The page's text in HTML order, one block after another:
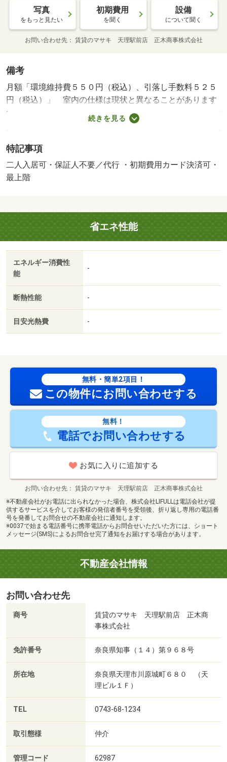
写真
をもっと見たい
初期費用
を聞く
設備
について聞く
お問い合わせ先 賃貸のマサキ 天理駅前店 正木商事株式会社
備考
月額「環境維持費５５０円（税込）、引落し手数料５２５
円（税込）」 室内の仕様は現状と異なることがあります
ので、詳しくはスタッフまでご確認下さい。 【設備・
特記事項備考】学生歓迎・専用バス・専用トイレ/賃貸戸
続きを見る
特記事項
二人入居可・保証人不要／代行 ・初期費用カード決済可・
最上階
省エネ性能
エネルギー消費性
能
-
断熱性能 -
目安光熱費 -
無料・簡単2項目！
この物件にお問い合わせする
無料！
電話でお問い合わせする
お気に入りに追加する
お問い合わせ先
賃貸のマサキ 天理駅前店 正木商事株式会社
※不動産会社がお電話に出られなかった場合、株式会社LIFULLは電話会社が提
供するサービスを介してお客様の発信者番号を受領後、折り返し専用の電話番
号を発番してお問合せの不動産会社に通知します。
※0037で始まる電話番号に携帯電話からお問合せいただいた方には、ショート
メッセージ(SMS)によるお問合せ完了通知をお届けする場合があります。
不動産会社情報
お問い合わせ先
商号
賃貸のマサキ 天理駅前店 正木商
事株式会社
免許番号 奈良県知事（１４）第９６８号
所在地
奈良県天理市川原城町６８０ （天
理ビル１Ｆ）
TEL 0743-68-1234
取引態様 仲介
管理コード 62987